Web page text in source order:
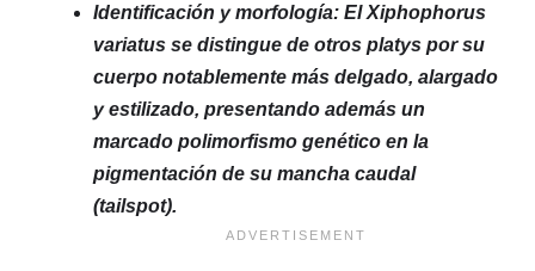
Identificación y morfología: El Xiphophorus
variatus se distingue de otros platys por su
cuerpo notablemente más delgado, alargado
y estilizado, presentando además un
marcado polimorfismo genético en la
pigmentación de su mancha caudal
(tailspot).